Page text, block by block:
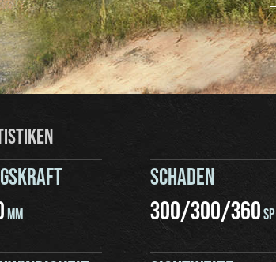
MM
SCHADEN
300/300/360SP